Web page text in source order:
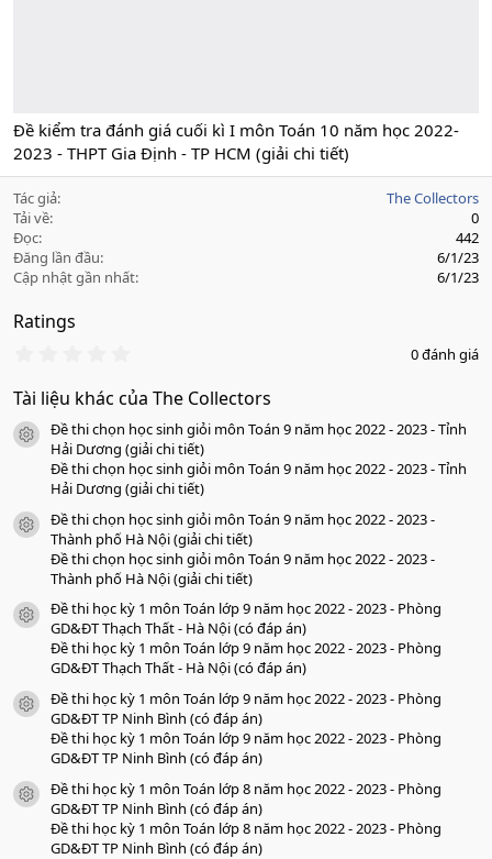
Đề kiểm tra đánh giá cuối kì I môn Toán 10 năm học 2022-
2023 - THPT Gia Định - TP HCM (giải chi tiết)
Tác giả
The Collectors
Tải về
0
Đọc
442
Đăng lần đầu
6/1/23
Cập nhật gần nhất
6/1/23
Ratings
0
0
a
o
0 đánh giá
Tài liệu khác của The Collectors
icon tài liệu
Đề thi chọn học sinh giỏi môn Toán 9 năm học 2022 - 2023 - Tỉnh
Hải Dương (giải chi tiết)
Đề thi chọn học sinh giỏi môn Toán 9 năm học 2022 - 2023 - Tỉnh
Hải Dương (giải chi tiết)
icon tài liệu
Đề thi chọn học sinh giỏi môn Toán 9 năm học 2022 - 2023 -
Thành phố Hà Nội (giải chi tiết)
Đề thi chọn học sinh giỏi môn Toán 9 năm học 2022 - 2023 -
Thành phố Hà Nội (giải chi tiết)
icon tài liệu
Đề thi học kỳ 1 môn Toán lớp 9 năm học 2022 - 2023 - Phòng
GD&ĐT Thạch Thất - Hà Nội (có đáp án)
Đề thi học kỳ 1 môn Toán lớp 9 năm học 2022 - 2023 - Phòng
GD&ĐT Thạch Thất - Hà Nội (có đáp án)
icon tài liệu
Đề thi học kỳ 1 môn Toán lớp 9 năm học 2022 - 2023 - Phòng
GD&ĐT TP Ninh Bình (có đáp án)
Đề thi học kỳ 1 môn Toán lớp 9 năm học 2022 - 2023 - Phòng
GD&ĐT TP Ninh Bình (có đáp án)
icon tài liệu
Đề thi học kỳ 1 môn Toán lớp 8 năm học 2022 - 2023 - Phòng
GD&ĐT TP Ninh Bình (có đáp án)
Đề thi học kỳ 1 môn Toán lớp 8 năm học 2022 - 2023 - Phòng
GD&ĐT TP Ninh Bình (có đáp án)